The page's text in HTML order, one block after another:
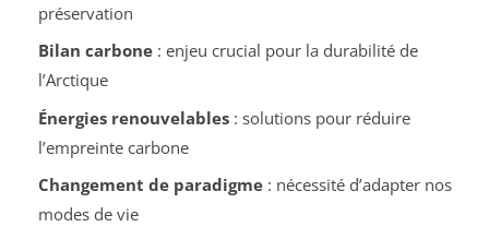
préservation
Bilan carbone: enjeu crucial pour la durabilité de
l’Arctique
Énergies renouvelables: solutions pour réduire
l’empreinte carbone
Changement de paradigme: nécessité d’adapter nos
modes de vie